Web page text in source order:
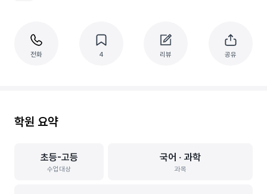
전화 4 리뷰 공유
학원 요약
초등-고등
수업대상
국어 ‧ 과학
과목